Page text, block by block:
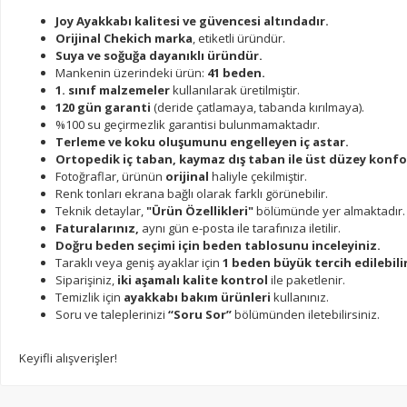
Joy Ayakkabı kalitesi ve güvencesi altındadır.
Orijinal Chekich marka, etiketli üründür.
Suya ve soğuğa dayanıklı üründür.
Mankenin üzerindeki ürün: 41 beden.
1. sınıf malzemelerkullanılarak üretilmiştir.
120 gün garanti (deride çatlamaya, tabanda kırılmaya).
%100 su geçirmezlik garantisi bulunmamaktadır.
Terleme ve koku oluşumunu engelleyen iç astar.
Ortopedik iç taban, kaymaz dış taban ile üst düzey
Fotoğraflar, ürünün orijinal haliyle çekilmiştir.
Renk tonları ekrana bağlı olarak farklı görünebilir.
Teknik detaylar,"Ürün Özellikleri"bölümünde yer almaktadır.
Faturalarınız, aynı gün e-posta ile tarafınıza iletilir.
Doğru beden seçimi için beden tablosunu inceleyiniz.
Taraklı veya geniş ayaklar için 1 beden büyük tercih
Siparişiniz, iki aşamalı kalite kontrol ile paketlenir.
Temizlik için ayakkabı bakım ürünleri kullanınız.
Soru ve taleplerinizi “Soru Sor”bölümünden iletebilirsiniz.
Keyifli alışverişler!